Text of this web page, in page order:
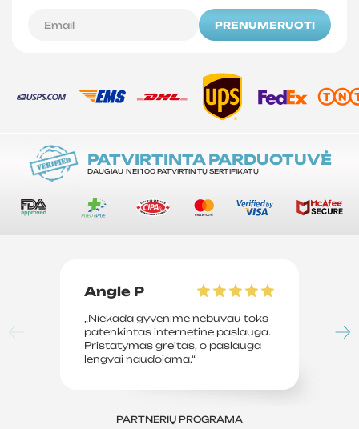
PRENUMERUOTI
PATVIRTINTA PARDUOTUVĖ
DAUGIAU NEI 100 PATVIRTINTŲ SERTIFIKATŲ
Angle P
„Niekada gyvenime nebuvau toks
patenkintas internetine paslauga.
Pristatymas greitas, o paslauga
lengvai naudojama.“
PARTNERIŲ PROGRAMA